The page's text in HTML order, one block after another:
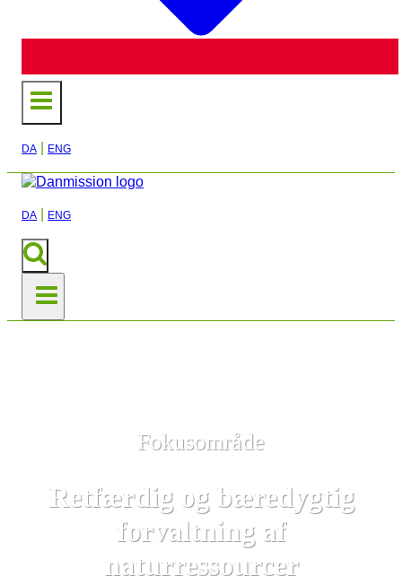
DA ENG
DA ENG
Fokusområde
Retfærdig og bæredygtig
forvaltning af
naturressourcer